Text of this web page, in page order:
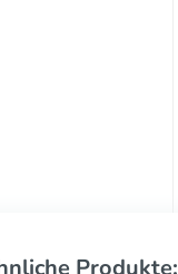
Produkte: